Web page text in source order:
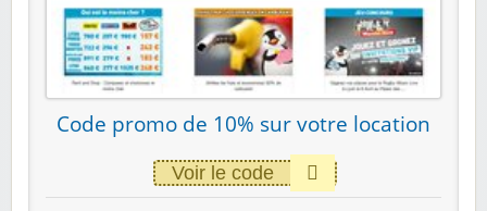
Code promo de 10% sur votre location
Voir le code